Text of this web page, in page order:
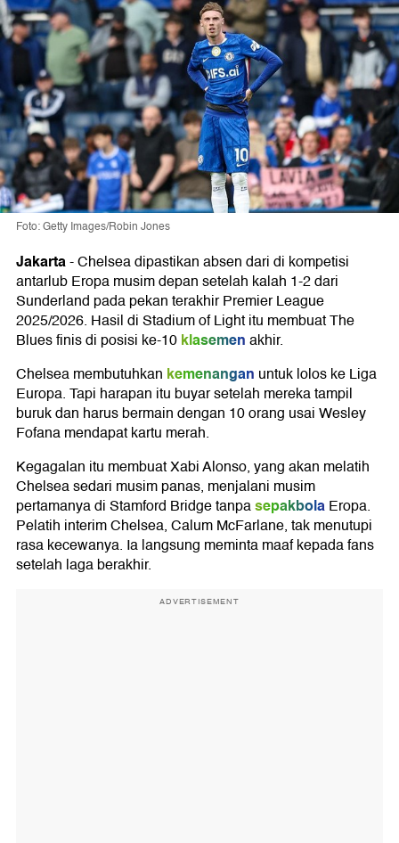
Foto: Getty Images/Robin Jones
Jakarta-Chelseadipastikan absen dari di kompetisi
antarlub Eropa musim depan setelah kalah 1-2 dari
Sunderland pada pekan terakhirPremier League
2025/2026. Hasil di Stadium of Light itu membuat The
Blues finis di posisi ke-10klasemenakhir.
Chelsea membutuhkan kemenangan untuk lolos ke Liga
Europa. Tapi harapan itu buyar setelah mereka tampil
buruk dan harus bermain dengan 10 orang usaiWesley
Fofanamendapat kartu merah.
Kegagalan itu membuatXabi Alonso, yang akan melatih
Chelsea sedari musim panas, menjalani musim
pertamanya di Stamford Bridge tanpasepakbolaEropa.
Pelatih interim Chelsea,Calum McFarlane, tak menutupi
rasa kecewanya. Ia langsung meminta maaf kepada fans
setelah laga berakhir.
ADVERTISEMENT